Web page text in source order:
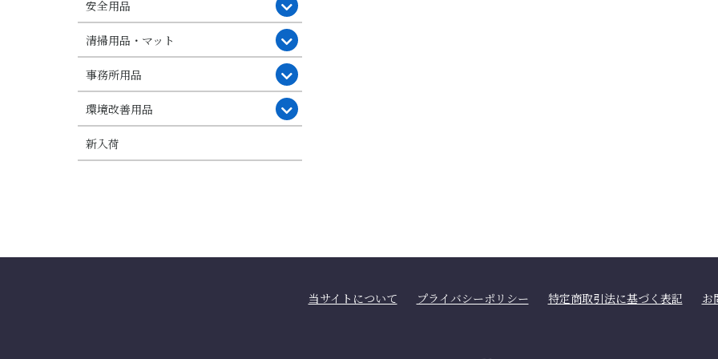
安全用品
清掃用品・マット
事務所用品
環境改善用品
新入荷
当サイトについて プライバシーポリシー 特定商取引法に基づく表記 お